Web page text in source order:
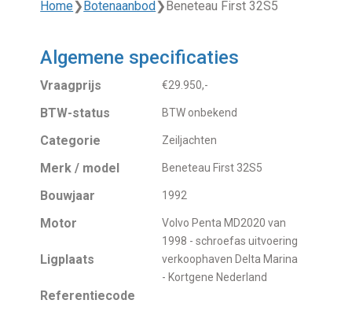
Home❯ Botenaanbod ❯ Beneteau First 32S5
Algemene specificaties
Vraagprijs €29.950,-
BTW-status BTW onbekend
Categorie Zeiljachten
Merk / model Beneteau First 32S5
Bouwjaar 1992
Motor
Volvo Penta MD2020 van
1998 - schroefas uitvoering
Ligplaats
verkoophaven Delta Marina
- Kortgene Nederland
Referentiecode